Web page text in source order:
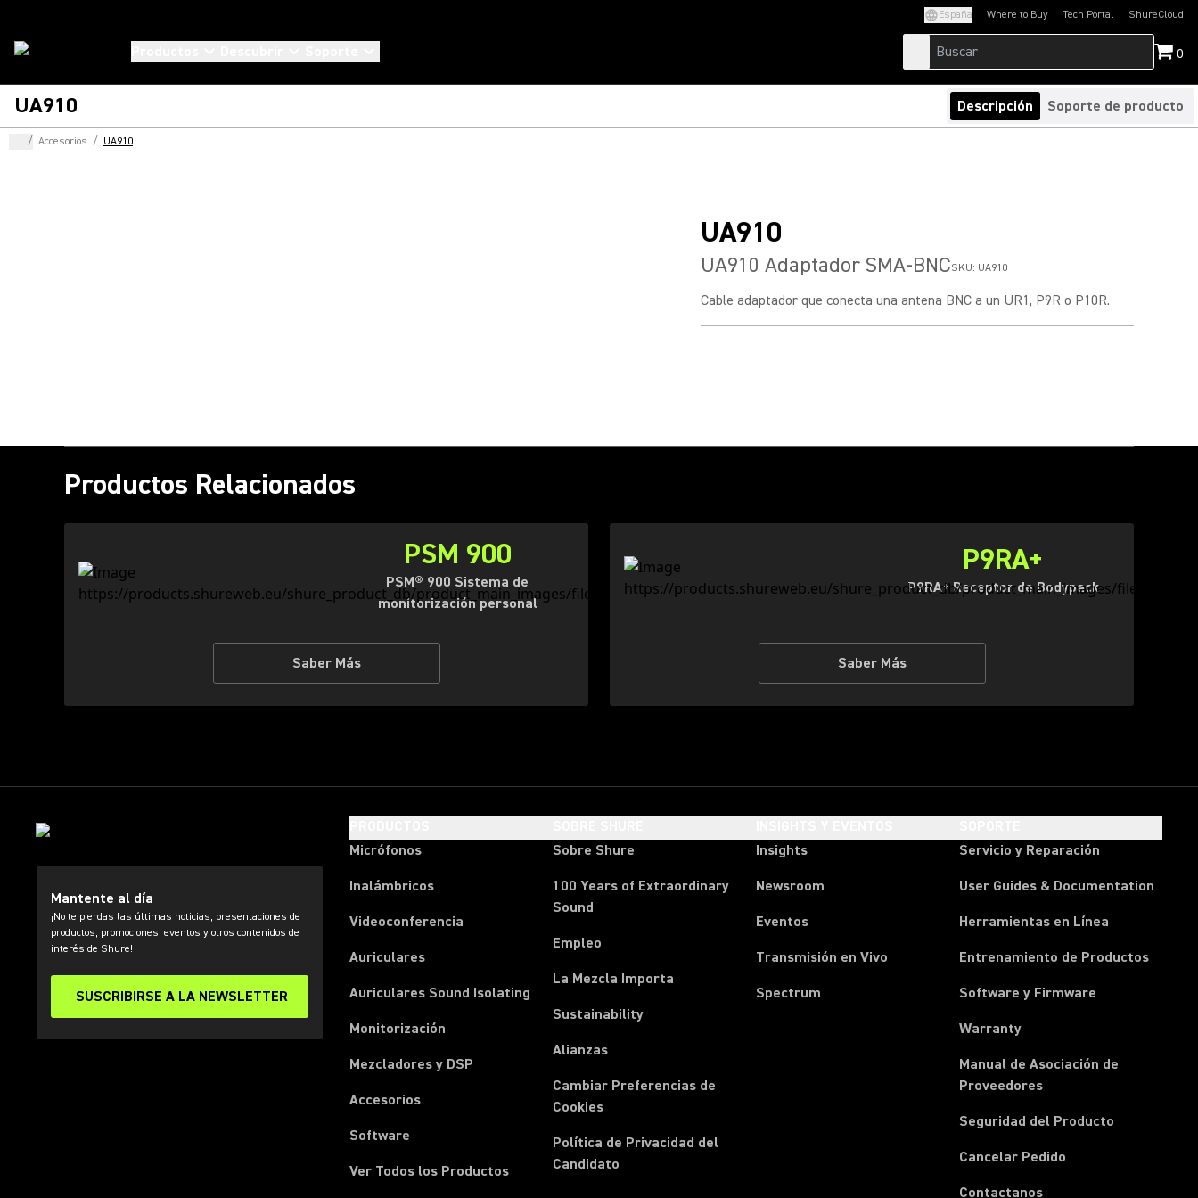
España Where to Buy Tech Portal
(Opens in a new tab)ShureCloud
(Opens in a new
0
UA910 Descripción Soporte de producto
... / Accesorios / UA910
UA910
UA910 Adaptador SMA-BNCSKU: UA910
Cable adaptador que conecta una antena BNC a un UR1, P9R o P10R.
Productos Relacionados
PSM 900
PSM® 900 Sistema de
monitorización personal
Saber Más
P9RA+
P9RA+ Receptor de Bodypack
Saber Más
Mantente al día
¡No te pierdas las últimas noticias, presentaciones de
productos, promociones, eventos y otros contenidos de
interés de Shure!
SUSCRIBIRSE A LA NEWSLETTER
Micrófonos
Inalámbricos
Videoconferencia
Auriculares
Auriculares Sound Isolating
Monitorización
Mezcladores y DSP
Accesorios
Software
Ver Todos los Productos
Sobre Shure
100 Years of Extraordinary
Sound
Empleo
La Mezcla Importa
Sustainability
Alianzas
Cambiar Preferencias de
Cookies
Política de Privacidad del
Candidato
Insights
Newsroom
Eventos
Transmisión en Vivo
Spectrum
Servicio y Reparación
User Guides & Documentation
Herramientas en Línea
Entrenamiento de Productos
Software y Firmware
Warranty
Manual de Asociación de
Proveedores(Opens in a new tab)
Seguridad del Producto
Cancelar Pedido
Contactanos(Opens in a new tab)